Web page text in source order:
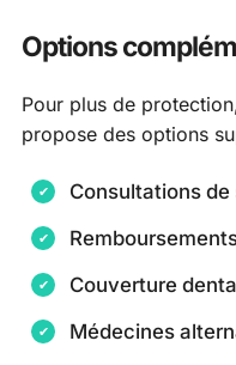
Options
Pour plus de
propose des options
Consultations
Couverture
Médecines